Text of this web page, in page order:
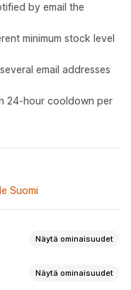
by email the
minimum stock level
email addresses
24-hour cooldown per
Suomi
Näytä ominaisuudet
Näytä ominaisuudet